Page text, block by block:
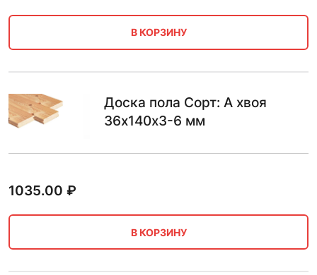
В КОРЗИНУ
Доска пола Сорт: А хвоя
36х140х3-6 мм
1035.00 ₽
В КОРЗИНУ